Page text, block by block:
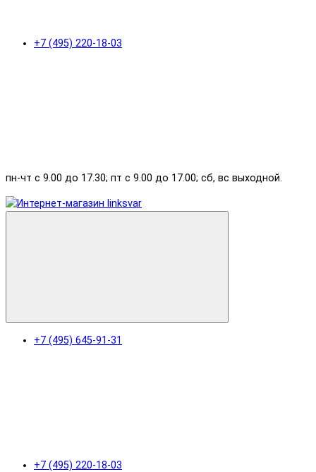
+7 (495) 220-18-03
пн-чт с 9.00 до 17.30; пт с 9.00 до 17.00; сб, вс выходной.
+7 (495) 645-91-31
+7 (495) 220-18-03